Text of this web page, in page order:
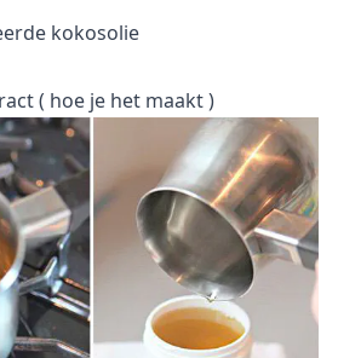
kokosolie
( hoe je het maakt)